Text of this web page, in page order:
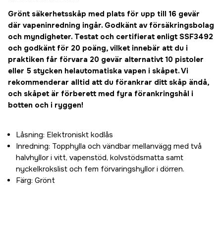
Grönt säkerhetsskåp med plats för upp till 16 gevär
där vapeninredning ingår. Godkänt av försäkringsbolag
och myndigheter. Testat och certifierat enligt SSF3492
och godkänt för 20 poäng, vilket innebär att du i
praktiken får förvara 20 gevär alternativt 10 pistoler
eller 5 stycken helautomatiska vapen i skåpet. Vi
rekommenderar alltid att du förankrar ditt skåp ändå,
och skåpet är förberett med fyra förankringshål i
botten och i ryggen!
Låsning: Elektroniskt kodlås
Inredning: Topphylla och vändbar mellanvägg med två
halvhyllor i vitt, vapenstöd, kolvstödsmatta samt
nyckelkrokslist och fem förvaringshyllor i dörren.
Färg: Grönt